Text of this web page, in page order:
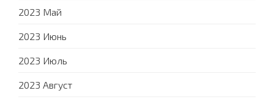
2023 Май
2023 Июнь
2023 Июль
2023 Август